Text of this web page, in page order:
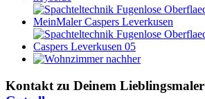
Kontakt zu Deinem Lieblingsmaler